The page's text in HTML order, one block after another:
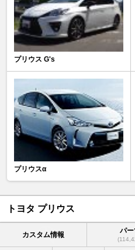
プリウス G's
プリウスα
トヨタ プリウス
カスタム情報 パ